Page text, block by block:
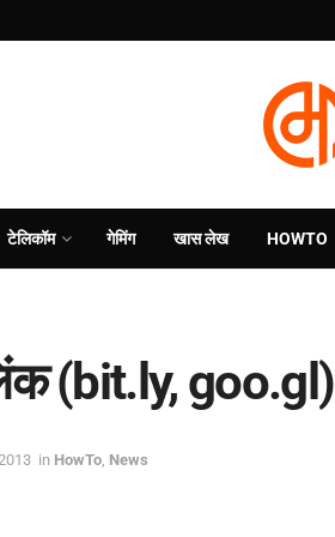
टेलिकॉम गेमिंग खास लेख HOWTO
(bit.ly, goo.gl)
in HowTo News